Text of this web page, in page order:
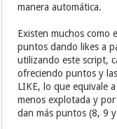
manera automática.
Existen muchos como
puntos dando likes a
utilizando este script,
ofreciendo puntos y
LIKE, lo que equivale
menos explotada y
dan más puntos (8, 9